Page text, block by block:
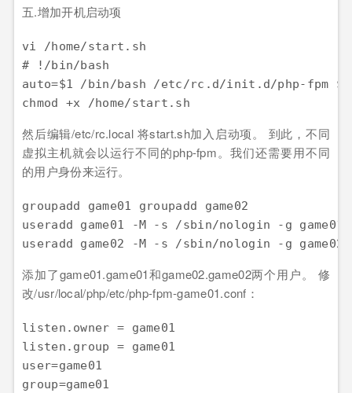
五.增加开机启动项
vi /home/start.sh
# !/bin/bash
auto=$1 /bin/bash /etc/rc.d/init.d/php-fpm
然后编辑/etc/rc.local 将start.sh加入启动项。 到此，不同
虚拟主机就会以运行不同的php-fpm。我们还需要用不同
的用户身份来运行。
groupadd game01 groupadd game02
useradd game01 -M -s /sbin/nologin -g game01
添加了game01.game01和game02.game02两个用户。 修
改/usr/local/php/etc/php-fpm-game01.conf：
listen.owner = game01
listen.group = game01
user=game01